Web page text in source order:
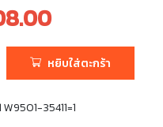
หยิบใส่ตะกร้า
35411=1